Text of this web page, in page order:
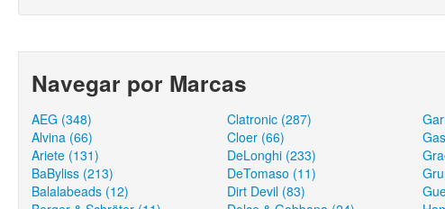
Navegar por Marcas
AEG (348)
Alvina (66)
Ariete (131)
BaByliss (213)
Balalabeads (12)
Clatronic (287)
Cloer (66)
DeLonghi (233)
DeTomaso (11)
Dirt Devil (83)